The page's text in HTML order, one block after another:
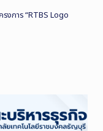
งการ “RTBS Logo